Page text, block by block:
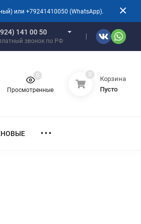
или +79241410050 (WhatsApp).
141 00 50
звонок по РФ
Просмотренные
0 0
Корзина
Пусто